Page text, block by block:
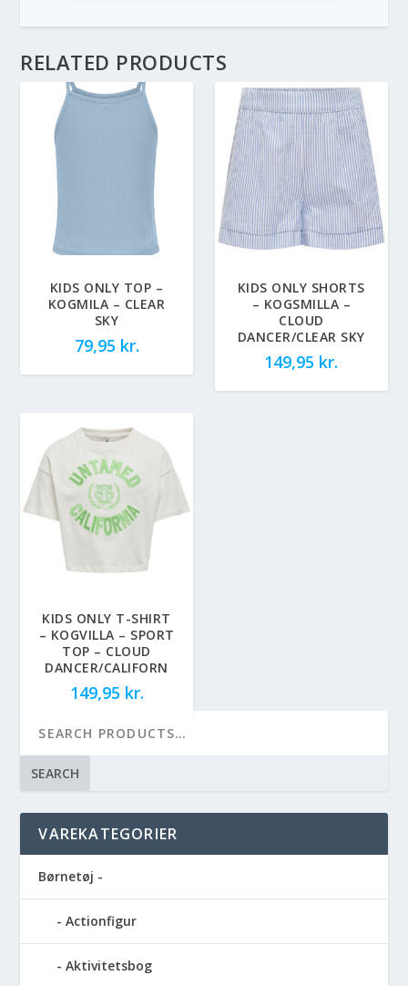
RELATED PRODUCTS
KIDS ONLY TOP –
KOGMILA – CLEAR
SKY
79,95 kr.
KIDS ONLY SHORTS
– KOGSMILLA –
CLOUD
DANCER/CLEAR SKY
149,95 kr.
KIDS ONLY T-SHIRT
– KOGVILLA – SPORT
TOP – CLOUD
DANCER/CALIFORN
149,95 kr.
SEARCH
VAREKATEGORIER
Børnetøj -
Actionfigur
Aktivitetsbog